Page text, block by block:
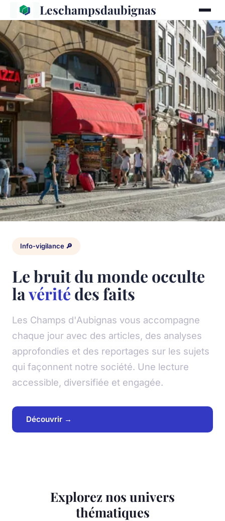
Leschampsdaubignas
Info-vigilance 🔎
Le bruit du monde occulte
lavérité des faits
Les Champs d'Aubignas vous accompagne
chaque jour avec des articles, des analyses
approfondies et des reportages sur les sujets
qui façonnent notre société. Une lecture
accessible, diversifiée et engagée.
Découvrir →
Explorez nos univers
thématiques